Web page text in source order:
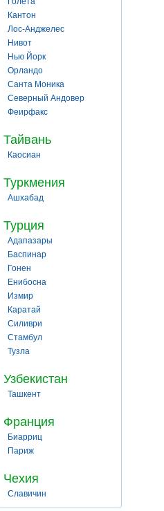
Кантон
Лос-Анджелес
Нивот
Нью Йорк
Орландо
Санта Моника
Северный Андовер
Феирфакс
Тайвань
Каосиан
Туркмения
Ашхабад
Турция
Адапазары
Баспинар
Гонен
Енибосна
Измир
Каратай
Силиври
Стамбул
Тузла
Узбекистан
Ташкент
Франция
Биарриц
Париж
Чехия
Славичин